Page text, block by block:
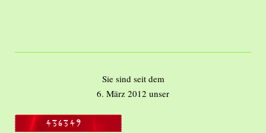
Sie sind seit dem
6. März 2012 unser